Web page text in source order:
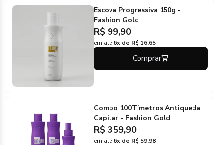
Escova Progressiva 150g -
Fashion Gold
R$ 99,90
em até 6x de R$ 16,65
Comprar
Combo 100Tímetros Antiqueda
Capilar - Fashion Gold
R$ 359,90
em até 6x de R$ 59,98